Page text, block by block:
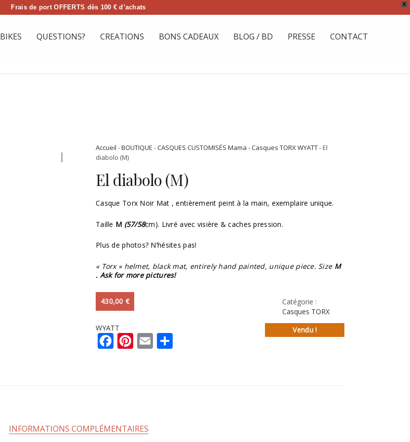
X
Frais de port OFFERTS dès 100 € d’achats
BIKES QUESTIONS? CREATIONS BONS CADEAUX BLOG / BD PRESSE CONTACT
Accueil -BOUTIQUE -CASQUES CUSTOMISÉS Mama -Casques TORX WYATT- El
diabolo (M)
El diabolo (M)
Casque Torx Noir Mat , entièrement peint à la main, exemplaire unique.
Taille M (57/58cm). Livré avec visière & caches pression.
Plus de photos? N’hésites pas!
« Torx » helmet, black mat, entirely hand painted, unique piece. Size M
. Ask for more pictures!
430,00 €
Vendu !
Catégorie :
Casques TORX
WYATT
Facebook
Pinterest
Email
INFORMATIONS COMPLÉMENTAIRES